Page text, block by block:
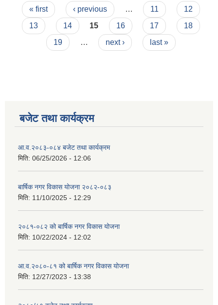
Pages
« first ‹ previous … 11
12
13
14 15 16 17
18
19
… next › last »
बजेट तथा कार्यक्रम
आ.व.२०८३-०८४ बजेट तथा कार्यक्रम
मिति: 06/25/2026 - 12:06
बार्षिक नगर विकास योजना २०८२-०८३
मिति: 11/10/2025 - 12:29
२०८१-०८२ को बार्षिक नगर विकास योजना
मिति: 10/22/2024 - 12:02
आ.व.२०८०-८१ को बार्षिक नगर विकास योजना
मिति: 12/27/2023 - 13:38